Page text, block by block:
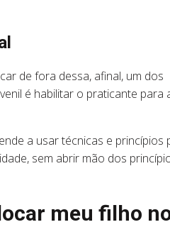
de fora dessa, afinal, um dos
é habilitar o praticante para
a usar técnicas e princípios
sem abrir mão dos
meu filho